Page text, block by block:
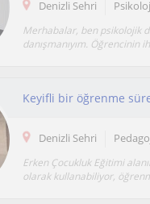
Denizli Sehri
Merhabalar, ben psikolojik
danışmanıyım. Öğrencinin
Keyifli bir öğrenme
Denizli Sehri
Erken Çocukluk Eğitimi
olarak kullanabiliyor,